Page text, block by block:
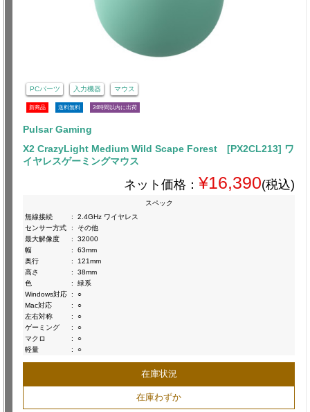
PCパーツ 入力機器 マウス
新商品 送料無料 24時間以内に出荷
Pulsar Gaming
X2 CrazyLight Medium Wild Scape Forest [PX2CL213] ワ
イヤレスゲーミングマウス
ネット価格： ¥16,390(税込)
スペック
無線接続
:
2.4GHz ワイヤレス
センサー方式
:
その他
最大解像度
:
32000
幅
:
63mm
奥行
:
121mm
高さ
:
38mm
色
:
緑系
Windows対応 :
○
Mac対応
:
○
左右対称
:
○
ゲーミング
:
○
マクロ
:
○
軽量
: ○
在庫状況
在庫わずか